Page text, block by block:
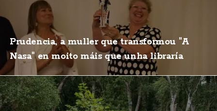
Prudencia, a muller que transformou "A
Nasa" en moito máis que unha libraría